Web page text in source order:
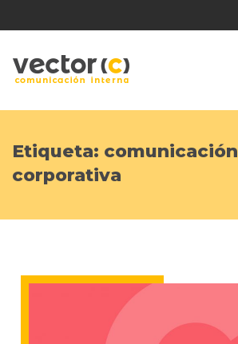
Etiqueta: comunicación
corporativa